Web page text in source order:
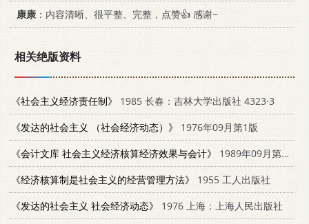
康康 ：内容清晰、很平整、完整，点赞👍 感谢~
相关绝版资料
《社会主义经济责任制》
1985 长春：吉林大学出版社 4323·3
《发达的社会主义 （社会经济动态）》
1976年09月第1版
《会计文库 社会主义经济核算经济效果与会计》
1989年09月第1版 经济科学出版社
《经济核算制是社会主义的经营管理方法》
1955 工人出版社
《发达的社会主义 社会经济动态》
1976 上海：上海人民出版社